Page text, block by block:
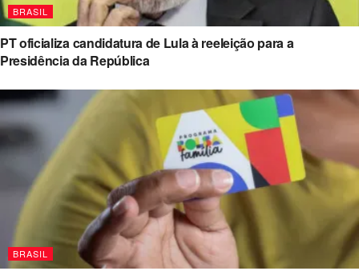
BRASIL
PT oficializa candidatura de Lula à reeleição para a
Presidência da República
BRASIL